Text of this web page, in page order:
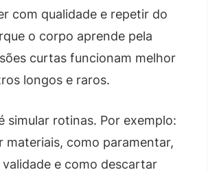
com qualidade e repetir do
o corpo aprende pela
curtas funcionam melhor
longos e raros.
simular rotinas. Por exemplo:
materiais, como paramentar,
e como descartar